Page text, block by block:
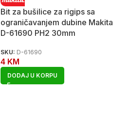
Bit za bušilice za rigips sa
ograničavanjem dubine Makita
D-61690 PH2 30mm
SKU: D-61690
4 KM
DODAJ U KORPU